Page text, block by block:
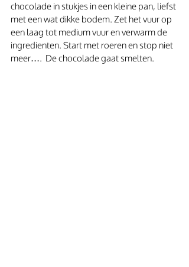
chocolade in stukjes in een kleine pan, liefst
met een wat dikke bodem. Zet het vuur op
een laag tot medium vuur en verwarm de
ingredienten. Start met roeren en stop niet
meer….  De chocolade gaat smelten.